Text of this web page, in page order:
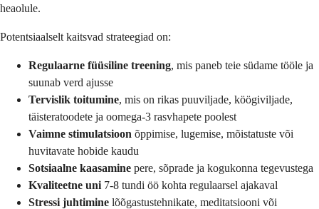
heaolule.
Potentsiaalselt kaitsvad strateegiad on:
Regulaarne füüsiline treening, mis paneb teie südame tööle ja
suunab verd ajusse
Tervislik toitumine, mis on rikas puuviljade, köögiviljade,
täisteratoodete ja oomega-3 rasvhapete poolest
Vaimne stimulatsioon õppimise, lugemise, mõistatuste või
huvitavate hobide kaudu
Sotsiaalne kaasamine pere, sõprade ja kogukonna tegevustega
Kvaliteetne uni 7-8 tundi öö kohta regulaarsel ajakaval
Stressi juhtimine lõõgastustehnikate, meditatsiooni või